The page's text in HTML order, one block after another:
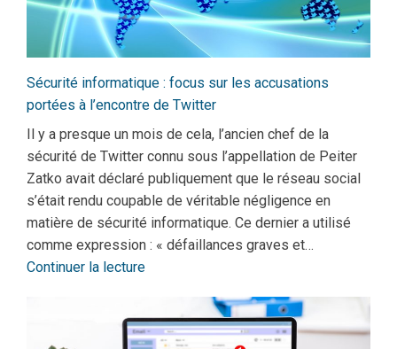
Sécurité informatique : focus sur les accusations
portées à l’encontre de Twitter
Il y a presque un mois de cela, l’ancien chef de la
sécurité de Twitter connu sous l’appellation de Peiter
Zatko avait déclaré publiquement que le réseau social
s’était rendu coupable de véritable négligence en
matière de sécurité informatique. Ce dernier a utilisé
comme expression : « défaillances graves et…
Continuer la lecture